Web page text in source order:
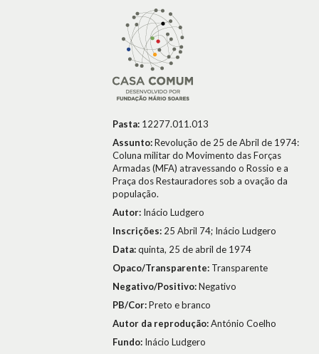
Pasta: 12277.011.013
Assunto:Revolução de 25 de Abril de 1974:
Coluna militar do Movimento das Forças
Armadas (MFA) atravessando o Rossio e a
Praça dos Restauradores sob a ovação da
população.
Autor: Inácio Ludgero
Inscrições: 25 Abril 74; Inácio Ludgero
Data:quinta, 25 de abril de 1974
Opaco/Transparente: Transparente
Negativo/Positivo:Negativo
PB/Cor:Preto e branco
Autor da reprodução:António Coelho
Fundo: Inácio Ludgero